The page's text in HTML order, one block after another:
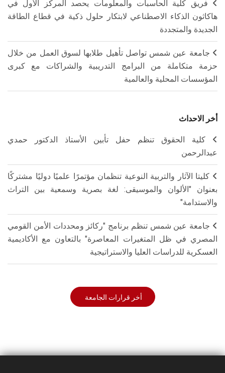
فريق كلية الحاسبات والمعلومات يحصد المركز الأول في
هاكاثون الذكاء الاصطناعي لابتكار حلول ذكية في قطاع الطاقة
الجديدة والمتجددة
جامعة عين شمس تواصل تأهيل طلابها لسوق العمل من خلال
حزمة متكاملة من البرامج التدريبية والشراكات مع كبرى
المؤسسات المحلية والعالمية
أخر الاحداث
كلية الحقوق تنظم حفل تأبين الأستاذ الدكتور حمدي
عبدالرحمن
كليتا الآثار والتربية النوعية تنظمان مؤتمرًا علميًا دوليًا مشتركًا
بعنوان "الألوان والموسيقى: لغة بصرية وسمعية بين التراث
والاستدامة"
جامعة عين شمس تنظم برنامج "ركائز ومحددات الأمن القومي
المصري في ظل المتغيرات المعاصرة" بالتعاون مع الأكاديمية
العسكرية للدراسات العليا والاستراتيجية
أخر قرارات الجامعة